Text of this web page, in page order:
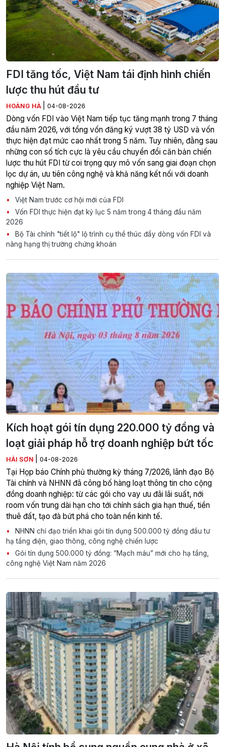
FDI tăng tốc, Việt Nam tái định hình chiến
lược thu hút đầu tư
HOÀNG HÀ 04-08-2026
Dòng vốn FDI vào Việt Nam tiếp tục tăng mạnh trong 7 tháng
đầu năm 2026, với tổng vốn đăng ký vượt 38 tỷ USD và vốn
thực hiện đạt mức cao nhất trong 5 năm. Tuy nhiên, đằng sau
những con số tích cực là yêu cầu chuyển đổi căn bản chiến
lược thu hút FDI từ coi trọng quy mô vốn sang giai đoạn chọn
lọc dự án, ưu tiên công nghệ và khả năng kết nối với doanh
nghiệp Việt Nam.
Việt Nam trước cơ hội mới của FDI
Vốn FDI thực hiện đạt kỷ lục 5 năm trong 4 tháng đầu năm
2026
Bộ Tài chính "tiết lộ" lộ trình cụ thể thúc đẩy dòng vốn FDI và
nâng hạng thị trường chứng khoán
Kích hoạt gói tín dụng 220.000 tỷ đồng và
loạt giải pháp hỗ trợ doanh nghiệp bứt tốc
HẢI SƠN 04-08-2026
Tại Họp báo Chính phủ thường kỳ tháng 7/2026, lãnh đạo Bộ
Tài chính và NHNN đã công bố hàng loạt thông tin cho cộng
đồng doanh nghiệp: từ các gói cho vay ưu đãi lãi suất, nới
room vốn trung dài hạn cho tới chính sách gia hạn thuế, tiền
thuê đất, tạo đà bứt phá cho toàn nền kinh tế.
NHNN chỉ đạo triển khai gói tín dụng 500.000 tỷ đồng đầu tư
hạ tầng điện, giao thông, công nghệ chiến lược
Gói tín dụng 500.000 tỷ đồng: “Mạch máu” mới cho hạ tầng,
công nghệ Việt Nam năm 2026